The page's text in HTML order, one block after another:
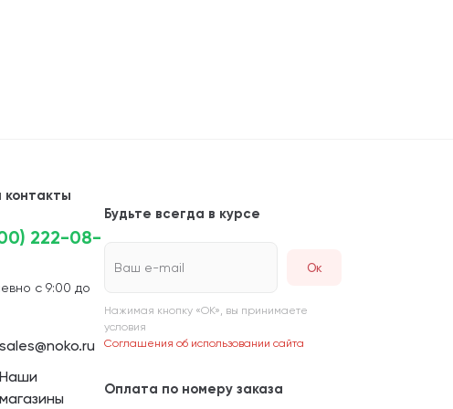
222-08-
с 9:00 до
sales@noko.ru
Наши
магазины
Будьте всегда в курсе
Ваш e-mail
Нажимая кнопку «ОК», вы принимаете
условия
Соглашения об использовании сайта
Оплата по номеру заказа